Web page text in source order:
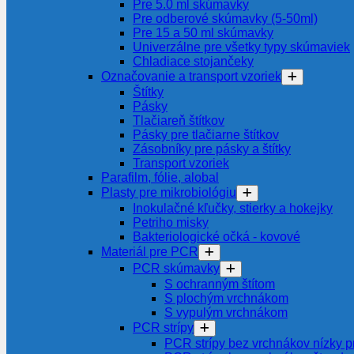
Pre 5.0 ml skúmavky
Pre odberové skúmavky (5-50ml)
Pre 15 a 50 ml skúmavky
Univerzálne pre všetky typy skúmaviek
Chladiace stojančeky
Označovanie a transport vzoriek
Štítky
Pásky
Tlačiareň štítkov
Pásky pre tlačiarne štítkov
Zásobníky pre pásky a štítky
Transport vzoriek
Parafilm, fólie, alobal
Plasty pre mikrobiológiu
Inokulačné kľučky, stierky a hokejky
Petriho misky
Bakteriologické očká - kovové
Materiál pre PCR
PCR skúmavky
S ochranným štítom
S plochým vrchnákom
S vypulým vrchnákom
PCR strípy
PCR strípy bez vrchnákov nízky